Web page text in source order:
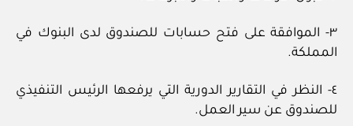
٣- الموافقة على فتح حسابات للصندوق لدى البنوك في
المملكة.
٤- النظر في التقارير الدورية التي يرفعها الرئيس التنفيذي
للصندوق عن سير العمل.